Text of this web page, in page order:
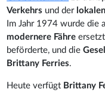
Verkehrs und der
Im Jahr 1974 wurde die
modernere Fähre
beförderte, und die
Brittany Ferries.
Heute verfügt Brittany